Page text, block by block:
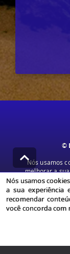
©
Nós usamos
melhorar a
publicidade e
nossos serviços,
Nós usamos
a sua experiência
recomendar
você concorda com